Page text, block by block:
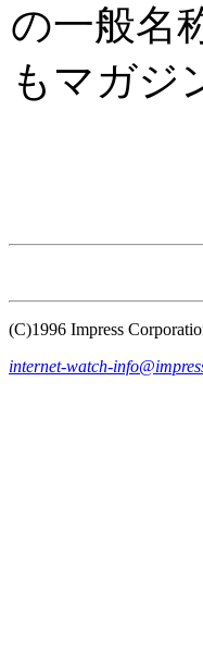
の一般名
もマガジ
(C)1996 Impress
internet-watch-